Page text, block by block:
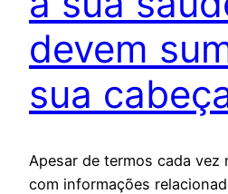
devem
sua
Apesar de termos cada vez
com informações